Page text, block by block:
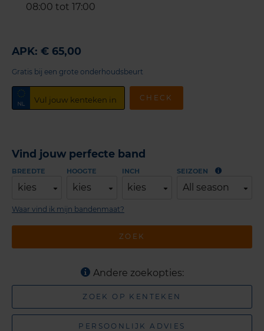
08:00 tot 17:00
APK: € 65,00
Gratis bij een grote onderhoudsbeurt
CHECK
Vind jouw perfecte band
Waar vind ik mijn bandenmaat?
BREEDTE
kies
HOOGTE
kies
INCH
kies
SEIZOEN
All season
ZOEK
Andere zoekopties:
ZOEK OP KENTEKEN
PERSOONLIJK ADVIES